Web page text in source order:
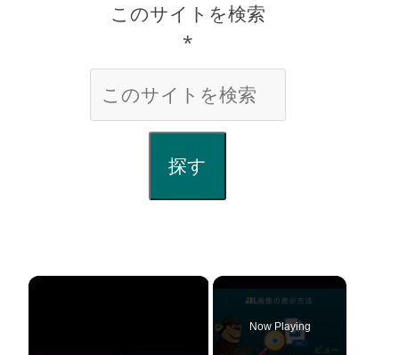
このサイトを検索
*
探す
×
Now Playing